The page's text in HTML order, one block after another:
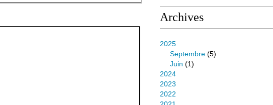
Archives
2025
Septembre (5)
Juin (1)
2024
2023
2022